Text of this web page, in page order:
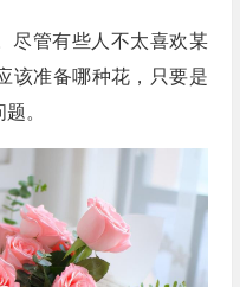
尽管有些人不太喜欢某
该准备哪种花，只要是
。